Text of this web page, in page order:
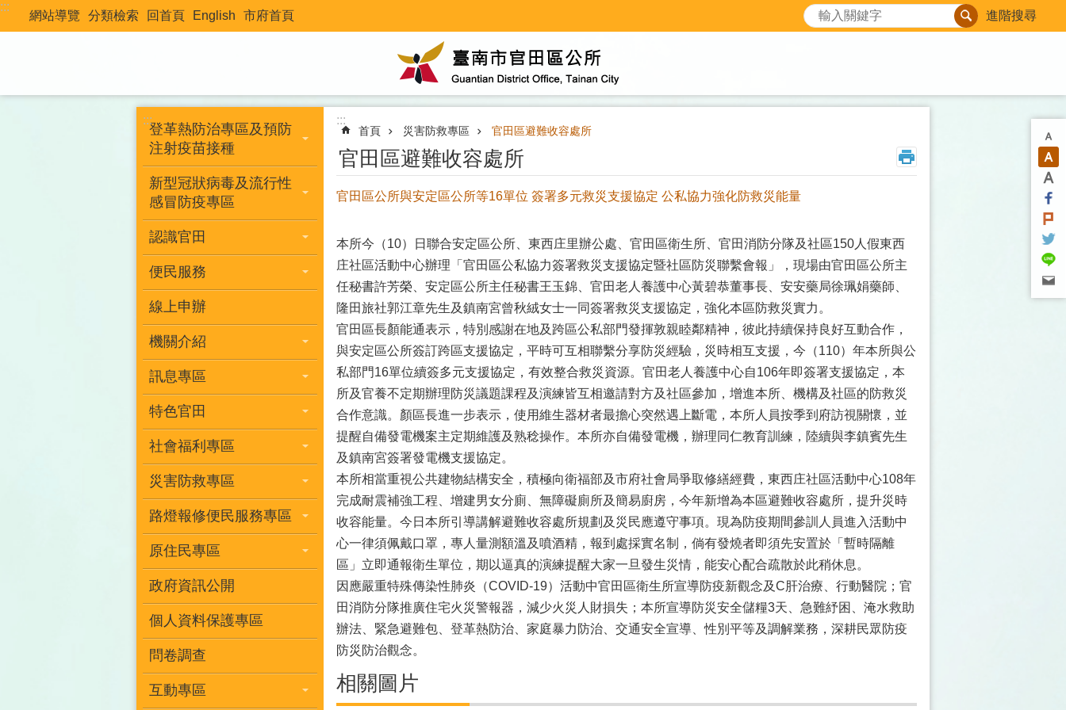
跳到主要內容區塊
:::
網站導覽 分類檢索 回首頁 English 市府首頁 搜尋 進階搜尋
:::
登革熱防治專區及預防
注射疫苗接種
新型冠狀病毒及流行性
感冒防疫專區
認識官田
便民服務
線上申辦
機關介紹
訊息專區
特色官田
社會福利專區
災害防救專區
路燈報修便民服務專區
原住民專區
政府資訊公開
個人資料保護專區
問卷調查
互動專區
:::
首頁 災害防救專區 官田區避難收容處所
官田區避難收容處所
官田區公所與安定區公所等16單位 簽署多元救災支援協定 公私協力強化防救災能量
本所今（10）日聯合安定區公所、東西庄里辦公處、官田區衛生所、官田消防分隊及社區150人假東西
庄社區活動中心辦理「官田區公私協力簽署救災支援協定暨社區防災聯繫會報」，現場由官田區公所主
任秘書許芳榮、安定區公所主任秘書王玉錦、官田老人養護中心黃碧恭董事長、安安藥局徐珮娟藥師、
隆田旅社郭江章先生及鎮南宮曾秋絨女士一同簽署救災支援協定，強化本區防救災實力。
官田區長顏能通表示，特別感謝在地及跨區公私部門發揮敦親睦鄰精神，彼此持續保持良好互動合作，
與安定區公所簽訂跨區支援協定，平時可互相聯繫分享防災經驗，災時相互支援，今（110）年本所與公
私部門16單位續簽多元支援協定，有效整合救災資源。官田老人養護中心自106年即簽署支援協定，本
所及官養不定期辦理防災議題課程及演練皆互相邀請對方及社區參加，增進本所、機構及社區的防救災
合作意識。顏區長進一步表示，使用維生器材者最擔心突然遇上斷電，本所人員按季到府訪視關懷，並
提醒自備發電機案主定期維護及熟稔操作。本所亦自備發電機，辦理同仁教育訓練，陸續與李鎮賓先生
及鎮南宮簽署發電機支援協定。
本所相當重視公共建物結構安全，積極向衛福部及市府社會局爭取修繕經費，東西庄社區活動中心108年
完成耐震補強工程、增建男女分廁、無障礙廁所及簡易廚房，今年新增為本區避難收容處所，提升災時
收容能量。今日本所引導講解避難收容處所規劃及災民應遵守事項。現為防疫期間參訓人員進入活動中
心一律須佩戴口罩，專人量測額溫及噴酒精，報到處採實名制，倘有發燒者即須先安置於「暫時隔離
區」立即通報衛生單位，期以逼真的演練提醒大家一旦發生災情，能安心配合疏散於此稍休息。
因應嚴重特殊傳染性肺炎（COVID-19）活動中官田區衛生所宣導防疫新觀念及C肝治療、行動醫院；官
田消防分隊推廣住宅火災警報器，減少火災人財損失；本所宣導防災安全儲糧3天、急難紓困、淹水救助
辦法、緊急避難包、登革熱防治、家庭暴力防治、交通安全宣導、性別平等及調解業務，深耕民眾防疫
防災防治觀念。
相關圖片